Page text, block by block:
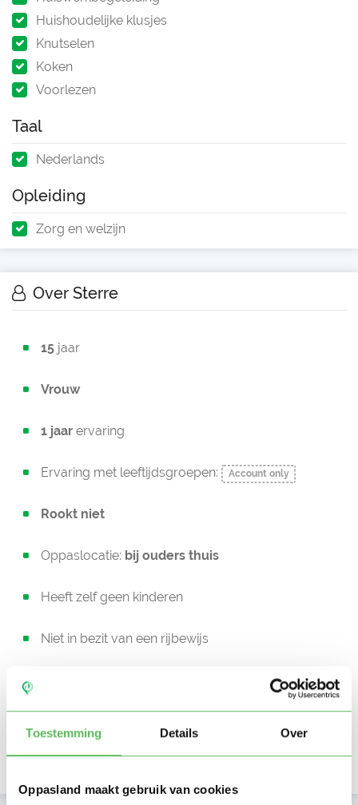
Toestemming Details Over
Oppasland maakt gebruik van cookies
Huishoudelijke klusjes
Knutselen
Koken
Voorlezen
Taal
Nederlands
Opleiding
Zorg en welzijn
Over Sterre
15 jaar
Vrouw
1 jaar ervaring
Ervaring met leeftijdsgroepen: Account only
Rookt niet
Oppaslocatie: bij ouders thuis
Heeft zelf geen kinderen
Niet in bezit van een rijbewijs